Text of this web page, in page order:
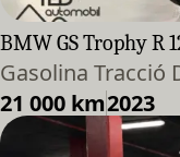
BMW GS Trophy R
Gasolina Tracció
21 000 km2023